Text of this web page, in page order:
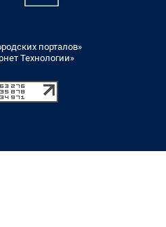
порталов»
Технологии»